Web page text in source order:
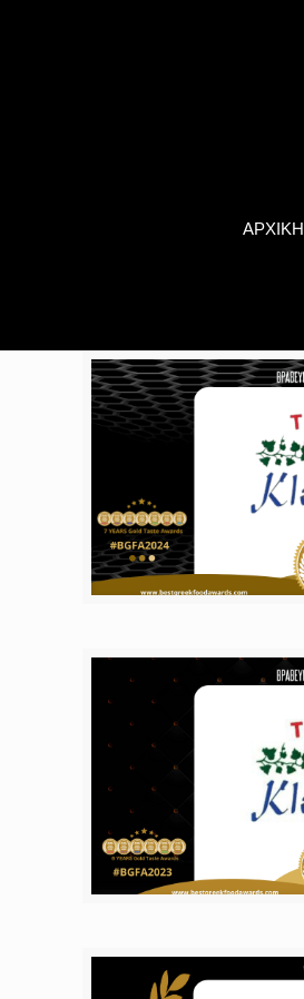
ΑΡΧΙΚΗ